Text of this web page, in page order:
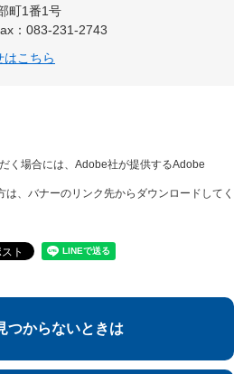
町1番1号
：083-231-2743
はこちら
く場合には、Adobe社が提供するAdobe
、バナーのリンク先からダウンロードしてく
つからないときは